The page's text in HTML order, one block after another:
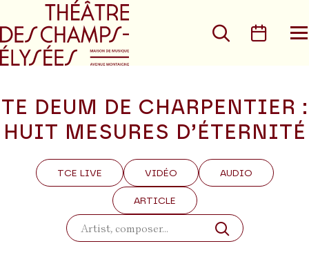
Go to main menu
Search
TE DEUM DE CHARPENTIER :
HUIT MESURES D’ÉTERNITÉ
TCE LIVE VIDÉO AUDIO
ARTICLE
Search